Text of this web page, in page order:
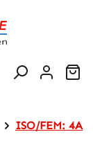
ISO/FEM: 4A